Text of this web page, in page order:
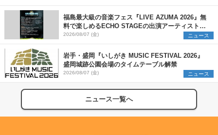
演者7組を発表 ワークショッ
プ・アート出展者を募集
福島最大級の音楽フェス『LIVE AZUMA 2026』無
料で楽しめるECHO STAGEの出演アーティストを
発表
2026/08/07 (金) ニュース
岩手・盛岡『いしがき MUSIC FESTIVAL 2026』
盛岡城跡公園会場のタイムテーブル解禁
2026/08/07 (金) ニュース
ニュース一覧へ